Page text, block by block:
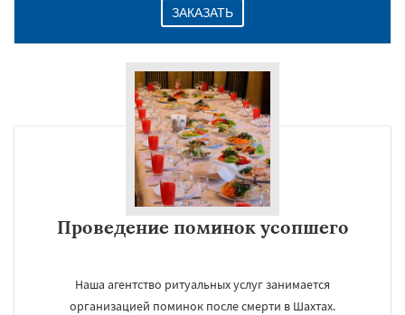
ЗАКАЗАТЬ
Проведение поминок усопшего
Наша агентство ритуальных услуг занимается
организацией поминок после смерти в Шахтах.